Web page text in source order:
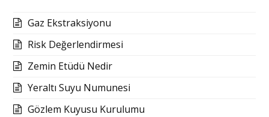
Gaz Ekstraksiyonu
Risk Değerlendirmesi
Zemin Etüdü Nedir
Yeraltı Suyu Numunesi
Gözlem Kuyusu Kurulumu